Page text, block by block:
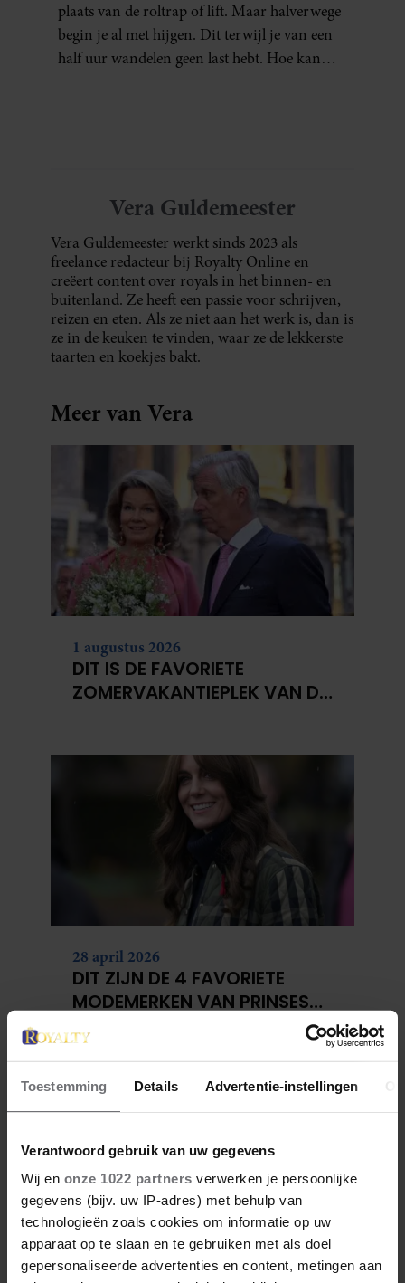
Toestemming Details Advertentie-instellingen
Verantwoord gebruik van uw gegevens
Wij en onze 1022 partners verwerken je persoonlijke
gegevens (bijv. uw IP-adres) met behulp van
technologieën zoals cookies om informatie op uw
apparaat op te slaan en te gebruiken met als doel
gepersonaliseerde advertenties en content, metingen aan
plaats van de roltrap of lift. Maar halverwege
begin je al met hijgen. Dit terwijl je van een
half uur wandelen geen last hebt. Hoe kan
Vera Guldemeester
Vera Guldemeester werkt sinds 2023 als
freelance redacteur bij Royalty Online en
creëert content over royals in het binnen- en
buitenland. Ze heeft een passie voor schrijven,
reizen en eten. Als ze niet aan het werk is, dan is
ze in de keuken te vinden, waar ze de lekkerste
taarten en koekjes bakt.
Meer van Vera
1 augustus 2026
DIT IS DE FAVORIETE
ZOMERVAKANTIEPLEK VAN DE
28 april 2026
DIT ZIJN DE 4 FAVORIETE
MODEMERKEN VAN PRINSES
23 april 2026